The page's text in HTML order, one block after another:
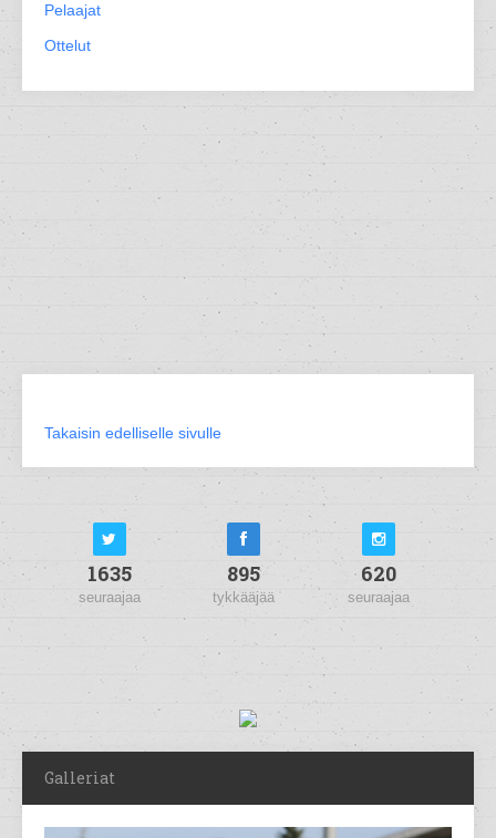
Pelaajat
Ottelut
Takaisin edelliselle sivulle
1635
seuraajaa
895
tykkääjää
620
seuraajaa
Galleriat